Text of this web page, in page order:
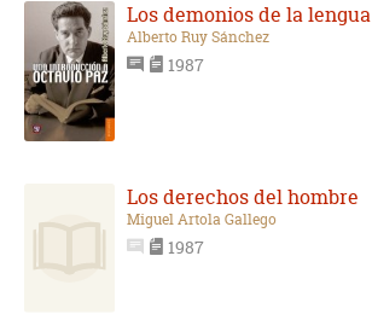
Los demonios de la lengua
Alberto Ruy Sánchez
1987
Los derechos del hombre
Miguel Artola Gallego
1987